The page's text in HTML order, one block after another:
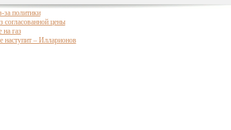
политики
согласованной цены
на газ
наступит – Илларионов